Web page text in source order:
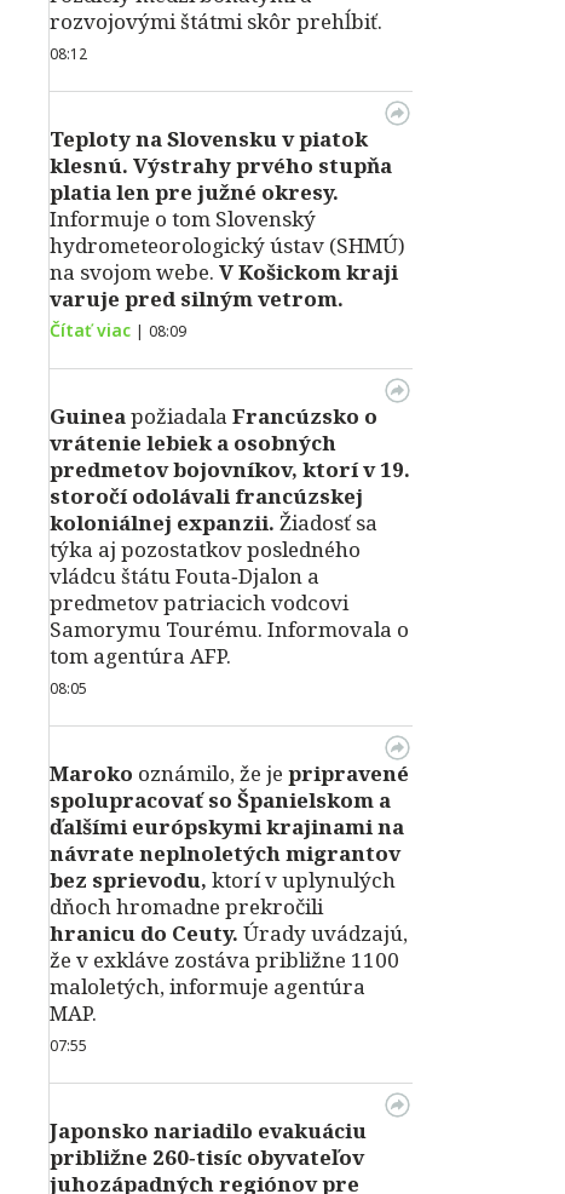
rozvojovými štátmi skôr prehĺbiť.
08:12
Teploty na Slovensku v piatok
klesnú. Výstrahy prvého stupňa
platia len pre južné okresy.
Informuje o tom Slovenský
hydrometeorologický ústav (SHMÚ)
na svojom webe. V Košickom kraji
varuje pred silným vetrom.
Čítať viac | 08:09
Guineapožiadala Francúzsko o
vrátenie lebiek a osobných
predmetov bojovníkov, ktorí v 19.
storočí odolávali francúzskej
koloniálnej expanzii. Žiadosť sa
týka aj pozostatkov posledného
vládcu štátu Fouta‑Djalon a
predmetov patriacich vodcovi
Samorymu Tourému. Informovala o
tom agentúra AFP.
08:05
Maroko oznámilo, že je pripravené
spolupracovať so Španielskom a
ďalšími európskymi krajinami na
návrate neplnoletých migrantov
bez sprievodu, ktorí v uplynulých
dňoch hromadne prekročili
hranicu do Ceuty. Úrady uvádzajú,
že v exkláve zostáva približne 1100
maloletých, informuje agentúra
MAP.
07:55
Japonsko nariadilo evakuáciu
približne 260‑tisíc obyvateľov
juhozápadných regiónov pre